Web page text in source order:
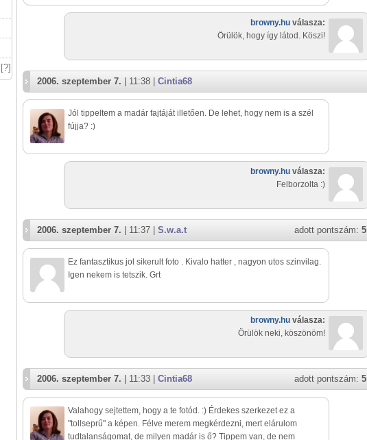
[?]
browny.hu válasza:
Örülök, hogy így látod. Köszi!
2006. szeptember 7. | 11:38 | Cintia68
Jól tippeltem a madár fajtáját illetően. De lehet, hogy nem is a szél
fújja? :)
browny.hu válasza:
Felborzolta :)
adott pontszám: 5
2006. szeptember 7. | 11:37 | S.w.a.t
Ez fantasztikus jol sikerult foto . Kivalo hatter , nagyon utos szinvilag.
Igen nekem is tetszik. Grt
browny.hu válasza:
Örülök neki, köszönöm!
adott pontszám: 5
2006. szeptember 7. | 11:33 | Cintia68
Valahogy sejtettem, hogy a te fotód. :) Érdekes szerkezet ez a
"tollseprű" a képen. Félve merem megkérdezni, mert elárulom
tudtalanságomat, de milyen madár is ő? Tippem van, de nem